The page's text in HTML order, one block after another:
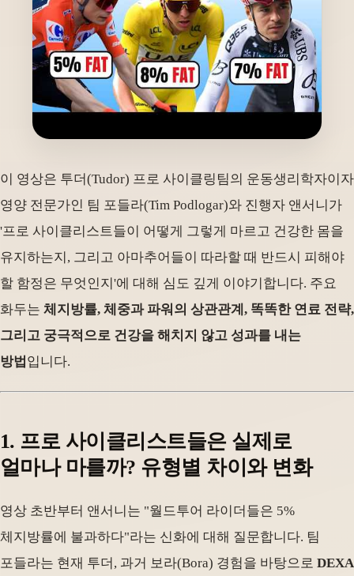
이 영상은 투더(Tudor) 프로 사이클링팀의 운동생리학자이자
영양 전문가인 팀 포들라(Tim Podlogar)와 진행자 앤서니가
'프로 사이클리스트들이 어떻게 그렇게 마르고 건강한 몸을
유지하는지, 그리고 아마추어들이 따라할 때 반드시 피해야
할 함정은 무엇인지'에 대해 심도 깊게 이야기합니다. 주요
화두는 체지방률, 체중과 파워의 상관관계, 똑똑한 연료 전략,
그리고 궁극적으로 건강을 해치지 않고 성과를 내는
방법 입니다.
1. 프로 사이클리스트들은 실제로
얼마나 마를까? 유형별 차이와 변화
영상 초반부터 앤서니는 "월드투어 라이더들은 5%
체지방률에 불과하다"라는 신화에 대해 질문합니다. 팀
포들라는 현재 투더, 과거 보라(Bora) 경험을 바탕으로 DEXA